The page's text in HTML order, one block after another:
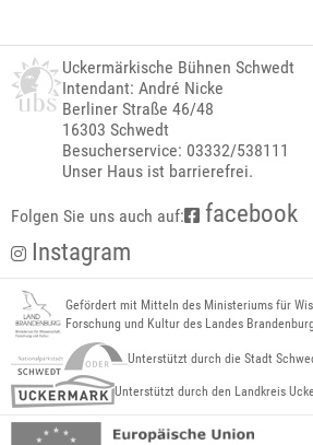
Uckermärkische Bühnen Schwedt
Intendant: André Nicke
Berliner Straße 46/48
16303 Schwedt
Besucherservice: 03332/538111
Unser Haus ist barrierefrei.
Folgen Sie uns auch auf: facebook
Instagram
Gefördert mit Mitteln des Ministeriums für
Forschung und Kultur des Landes
Unterstützt durch die Stadt
Unterstützt durch den Landkreis